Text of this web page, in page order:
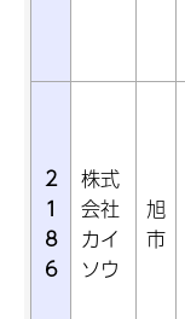
2
1
8
6
株式
会社
カイ
ソウ
旭
市